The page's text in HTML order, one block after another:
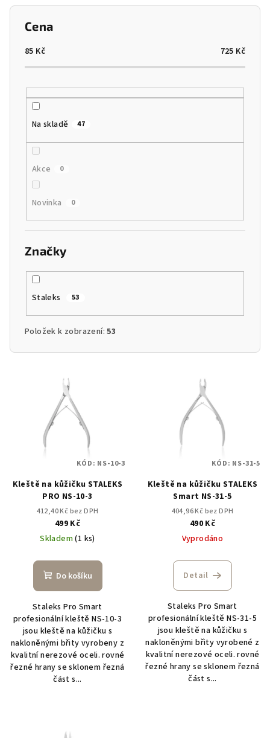
Cena
85 Kč 725 Kč
Na skladě 47
Akce 0
Novinka 0
Značky
Staleks 53
Položek k zobrazení:53
Kleště na kůžičku STALEKS
PRO NS-10-3
412,40 Kč bez DPH
499 Kč
Skladem(1 ks)
Do košíku
Staleks Pro Smart
profesionální kleště NS-10-3
jsou kleště na kůžičku s
nakloněnými břity vyrobeny z
kvalitní nerezové oceli. rovné
řezné hrany se sklonem řezná
část s...
KÓD: NS-10-3
Kleště na kůžičku STALEKS
Smart NS-31-5
404,96 Kč bez DPH
490 Kč
Vyprodáno
Detail
Staleks Pro Smart
profesionální kleště NS-31-5
jsou kleště na kůžičku s
nakloněnými břity vyrobené z
kvalitní nerezové oceli. rovné
řezné hrany se sklonem řezná
část s...
KÓD: NS-31-5